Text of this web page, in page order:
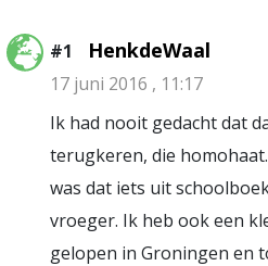
#1 HenkdeWaal
17 juni 2016 , 11:17
Ik had nooit gedacht dat
terugkeren, die
was dat iets uit
vroeger. Ik heb ook een
gelopen in Groningen en